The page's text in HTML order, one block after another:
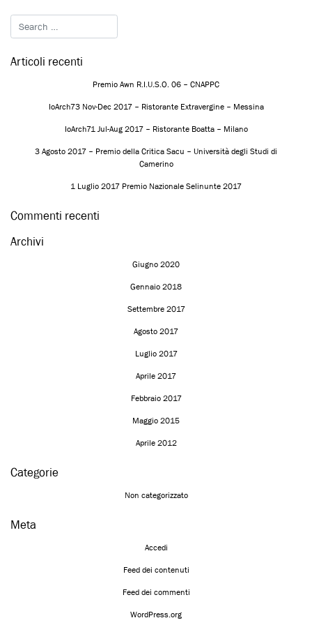
Articoli recenti
Premio Awn R.I.U.S.O. 06 – CNAPPC
IoArch73 Nov-Dec 2017 – Ristorante Extravergine – Messina
IoArch71 Jul-Aug 2017 – Ristorante Boatta – Milano
3 Agosto 2017 – Premio della Critica Sacu – Università degli Studi di
Camerino
1 Luglio 2017 Premio Nazionale Selinunte 2017
Commenti recenti
Archivi
Giugno 2020
Gennaio 2018
Settembre 2017
Agosto 2017
Luglio 2017
Aprile 2017
Febbraio 2017
Maggio 2015
Aprile 2012
Categorie
Non categorizzato
Meta
Accedi
Feed dei contenuti
Feed dei commenti
WordPress.org